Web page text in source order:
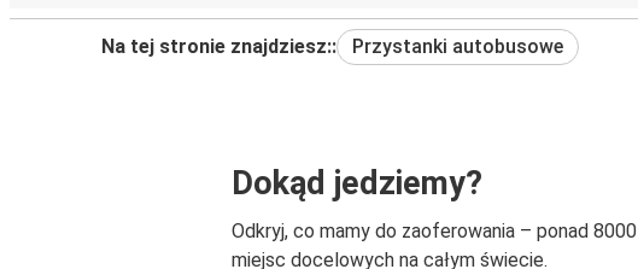
Na tej stronie znajdziesz:: Przystanki autobusowe
Dokąd jedziemy?
Odkryj, co mamy do zaoferowania – ponad 8000
miejsc docelowych na całym świecie.